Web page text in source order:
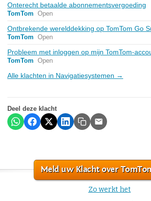
Onterecht betaalde abonnementsvergoeding
TomTom Open
Ontbrekende werelddekking op TomTom Go
TomTom Open
Probleem met inloggen op mijn TomTom-
TomTom Open
Alle klachten in Navigatiesystemen →
Deel deze klacht
Meld uw Klacht over
Zo werkt het